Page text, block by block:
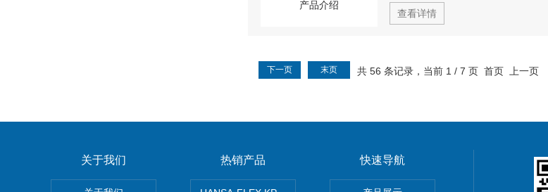
查看详情
共 56 条记录，当前 1 / 7 页 首页 上一页
下一页 末页
关于我们 热销产品 快速导航